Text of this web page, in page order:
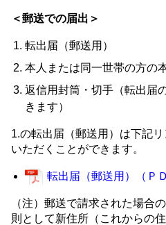
＜郵送での届出＞
転出届（郵送用）
本人または同一世帯の方の
返信用封筒・切手（転出届
きます）
1.の転出届（郵送用）は下記
いただくことができます。
転出届（郵送用）（Ｐ
（注）郵送で請求された場合
則として新住所（これからの